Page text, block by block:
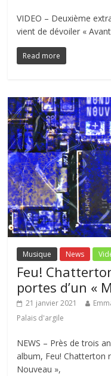
VIDEO – Deuxième
vient de dévoiler «
Read more
Musique News
Feu!
portes d’un «
21 janvier 2021
Palais d'argile
NEWS – Près de trois
album, Feu! Chatterton
Nouveau »,